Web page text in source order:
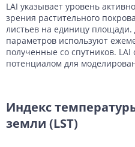
LAI указывает уровень
зрения растительного
листьев на единицу площади.
параметров используют
полученные со спутников.
потенциалом для
Индекс
земли (LST)